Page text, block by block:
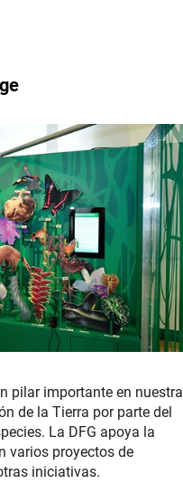
pilar importante en nuestra
de la Tierra por parte del
La DFG apoya la
varios proyectos de
iniciativas.